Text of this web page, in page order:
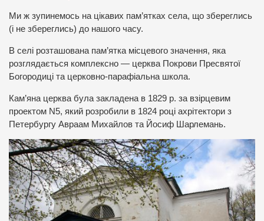
Ми ж зупинемось на цікавих пам’ятках села, що збереглись
(і не збереглись) до нашого часу.
В селі розташована пам’ятка місцевого значення, яка
розглядається комплексно — церква Покрови Пресвятої
Богородиці та церковно-парафіальна школа.
Кам’яна церква була закладена в 1829 р. за взірцевим
проектом N5, який розробили в 1824 році ахрітектори з
Петербургу Авраам Михайлов та Йосиф Шарлемань.